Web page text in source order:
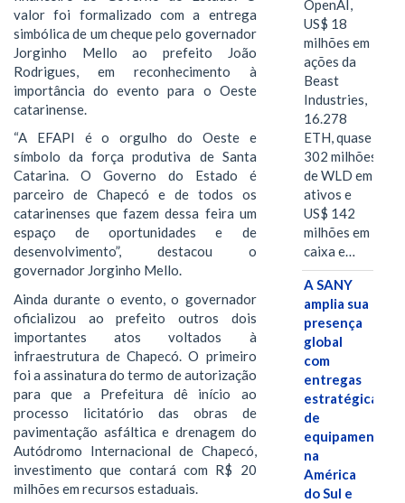
valor foi formalizado com a entrega
simbólica de um cheque pelo governador
Jorginho Mello ao prefeito João
Rodrigues, em reconhecimento à
importância do evento para o Oeste
catarinense.
“A EFAPI é o orgulho do Oeste e
símbolo da força produtiva de Santa
Catarina. O Governo do Estado é
parceiro de Chapecó e de todos os
catarinenses que fazem dessa feira um
espaço de oportunidades e de
desenvolvimento”, destacou o
governador Jorginho Mello.
Ainda durante o evento, o governador
oficializou ao prefeito outros dois
importantes atos voltados à
infraestrutura de Chapecó. O primeiro
foi a assinatura do termo de autorização
para que a Prefeitura dê início ao
processo licitatório das obras de
pavimentação asfáltica e drenagem do
Autódromo Internacional de Chapecó,
investimento que contará com R$ 20
milhões em recursos estaduais.
OpenAI,
US$ 18
milhões em
ações da
Beast
Industries,
16.278
ETH, quase
302 milhões
de WLD em
ativos e
US$ 142
milhões em
caixa e…
A SANY
amplia sua
presença
global
com
entregas
estratégicas
de
equipamentos
na
América
do Sul e